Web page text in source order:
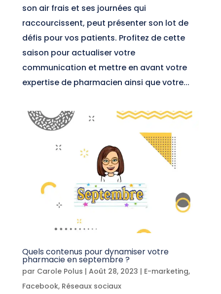
son air frais et ses journées qui
raccourcissent, peut présenter son lot de
défis pour vos patients. Profitez de cette
saison pour actualiser votre
communication et mettre en avant votre
expertise de pharmacien ainsi que votre...
Quels contenus pour dynamiser votre
pharmacie en septembre ?
par Carole Polus | Août 28, 2023 | E-marketing,
Facebook, Réseaux sociaux